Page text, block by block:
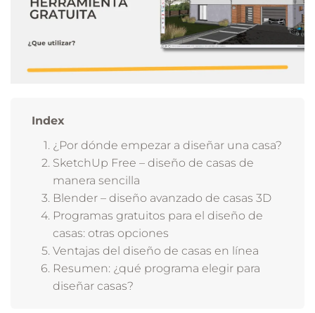
Index
¿Por dónde empezar a diseñar una casa?
SketchUp Free – diseño de casas de
manera sencilla
Blender – diseño avanzado de casas 3D
Programas gratuitos para el diseño de
casas: otras opciones
Ventajas del diseño de casas en línea
Resumen: ¿qué programa elegir para
diseñar casas?